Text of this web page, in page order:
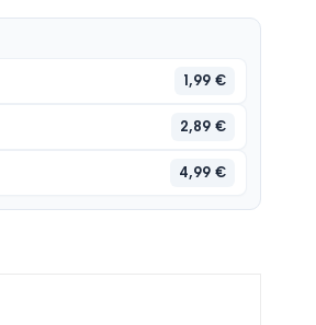
1,99 €
2,89 €
4,99 €